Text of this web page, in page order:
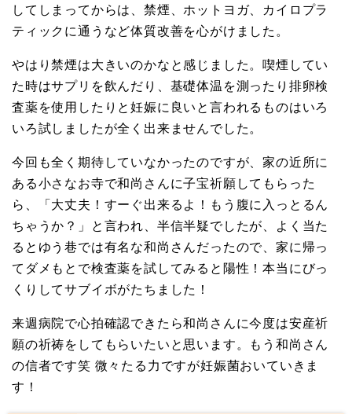
してしまってからは、禁煙、ホットヨガ、カイロプラ
ティックに通うなど体質改善を心がけました。
やはり禁煙は大きいのかなと感じました。喫煙してい
た時はサプリを飲んだり、基礎体温を測ったり排卵検
査薬を使用したりと妊娠に良いと言われるものはいろ
いろ試しましたが全く出来ませんでした。
今回も全く期待していなかったのですが、家の近所に
ある小さなお寺で和尚さんに子宝祈願してもらった
ら、「大丈夫！すーぐ出来るよ！もう腹に入っとるん
ちゃうか？」と言われ、半信半疑でしたが、よく当た
るとゆう巷では有名な和尚さんだったので、家に帰っ
てダメもとで検査薬を試してみると陽性！本当にびっ
くりしてサブイボがたちました！
来週病院で心拍確認できたら和尚さんに今度は安産祈
願の祈祷をしてもらいたいと思います。もう和尚さん
の信者です笑 微々たる力ですが妊娠菌おいていきま
す！